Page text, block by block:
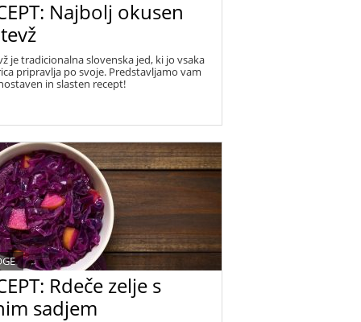
Najbolj okusen
je tradicionalna slovenska jed, ki jo vsaka
pripravlja po svoje. Predstavljamo vam
in slasten recept!
Rdeče zelje s
sadjem